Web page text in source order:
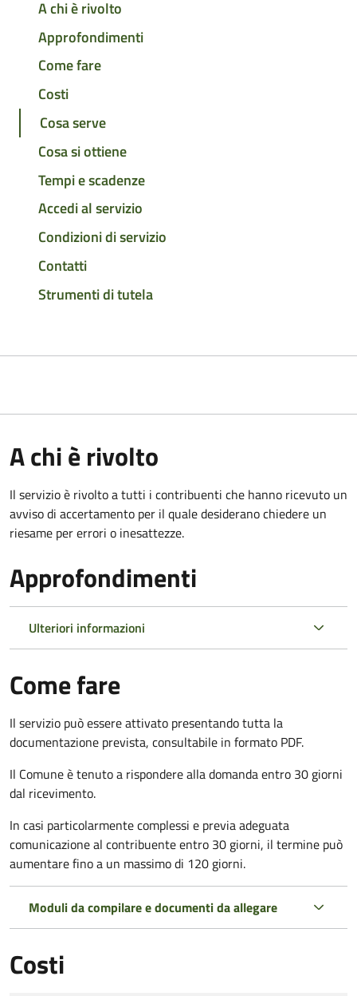
A chi è rivolto
Approfondimenti
Come fare
Costi
Cosa serve
Cosa si ottiene
Tempi e scadenze
Accedi al servizio
Condizioni di servizio
Contatti
Strumenti di tutela
A chi è rivolto
Il servizio è rivolto a tutti i contribuenti che hanno ricevuto un
avviso di accertamento per il quale desiderano chiedere un
riesame per errori o inesattezze.
Approfondimenti
Ulteriori informazioni
Come fare
Il servizio può essere attivato presentando tutta la
documentazione prevista, consultabile in formato PDF.
Il Comune è tenuto a rispondere alla domanda entro 30 giorni
dal ricevimento.
In casi particolarmente complessi e previa adeguata
comunicazione al contribuente entro 30 giorni, il termine può
aumentare fino a un massimo di 120 giorni.
Moduli da compilare e documenti da allegare
Costi